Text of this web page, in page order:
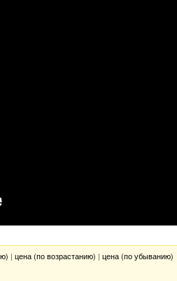
| цена (по возрастанию) | цена (по убыванию)